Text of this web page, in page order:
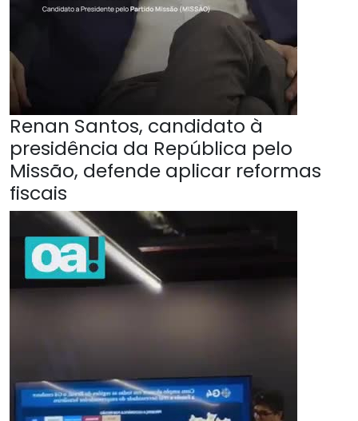
Renan Santos, candidato à
presidência da República pelo
Missão, defende aplicar reformas
fiscais